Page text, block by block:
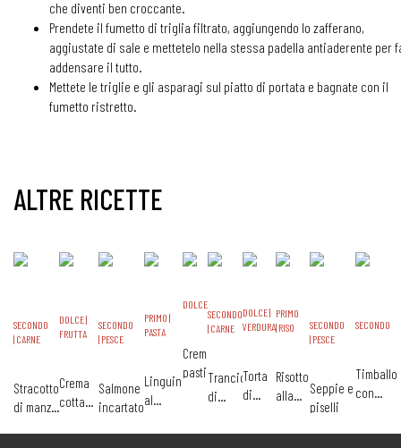
che diventi ben croccante.
Prendete il fumetto di triglia filtrato, aggiungendo lo zafferano,
aggiustate di sale e mettetelo nella stessa padella antiaderente per
addensare il tutto.
Mettete le triglie e gli asparagi sul piatto di portata e bagnate con il
fumetto ristretto.
ALTRE RICETTE
SECONDO
| CARNE
Stracotto
di manzo
DOLCE |
FRUTTA
Crema
cotta
coulis
SECONDO
| PESCE
Salmone
incartato
PRIMO |
PASTA
Linguine
al
aromatico
DOLCE
Crema
pasticcera
SECONDO
| CARNE
Trancio
di
alle
DOLCE |
VERDURA
Torta
di
glassata
PRIMO
| RISO
Risotto
alla
milanese
SECONDO
| PESCE
Seppie e
piselli
SECONDO
Timballo
con
piastrato